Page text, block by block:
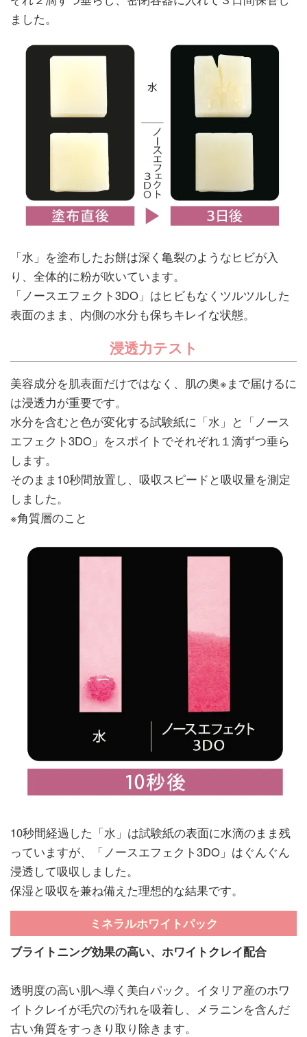
ました。
「水」を塗布したお餅は深く亀裂のようなヒビが入
り、全体的に粉が吹いています。
「ノースエフェクト3DO」はヒビもなくツルツルした
表面のまま、内側の水分も保ちキレイな状態。
浸透力テスト
美容成分を肌表面だけではなく、肌の奥※まで届けるに
は浸透力が重要です。
水分を含むと色が変化する試験紙に「水」と「ノース
エフェクト3DO」をスポイトでそれぞれ１滴ずつ垂ら
します。
そのまま10秒間放置し、吸収スピードと吸収量を測定
しました。
※角質層のこと
10秒間経過した「水」は試験紙の表面に水滴のまま残
っていますが、「ノースエフェクト3DO」はぐんぐん
浸透して吸収しました。
保湿と吸収を兼ね備えた理想的な結果です。
ミネラルホワイトパック
ブライトニング効果の高い、ホワイトクレイ配合
透明度の高い肌へ導く美白パック。イタリア産のホワ
イトクレイが毛穴の汚れを吸着し、メラニンを含んだ
古い角質をすっきり取り除きます。